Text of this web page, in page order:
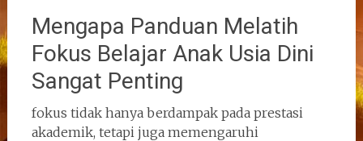
Mengapa Panduan Melatih
Fokus Belajar Anak Usia Dini
Sangat Penting
fokus tidak hanya berdampak pada prestasi
akademik, tetapi juga memengaruhi